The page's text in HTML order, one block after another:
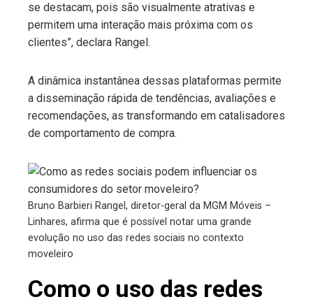
se destacam, pois são visualmente atrativas e
permitem uma interação mais próxima com os
clientes”, declara Rangel.
A dinâmica instantânea dessas plataformas permite
a disseminação rápida de tendências, avaliações e
recomendações, as transformando em catalisadores
de comportamento de compra.
Bruno Barbieri Rangel, diretor-geral da MGM Móveis –
Linhares, afirma que é possível notar uma grande
evolução no uso das redes sociais no contexto
moveleiro
Como o uso das redes